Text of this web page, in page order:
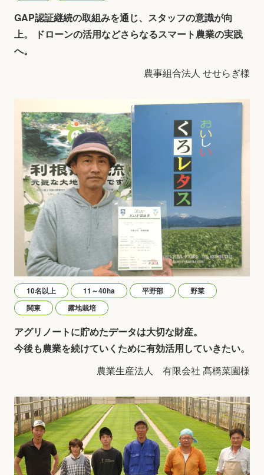
GAP認証継続の取組みを通じ、スタッフの意識が向
上。 ドローンの活用などさらなるスマート農業の実践
へ。
農事組合法人 せせらぎ様
アグリノートに貯めたデータは大切な財産。
今後も農業を続けていくために有効活用していきたい。
農業生産法人 有限会社 髙橋菜園様
10名以上 11～40ha 平野部
野菜
関東
露地栽培